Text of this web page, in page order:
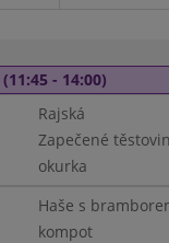
- 14:00)
Rajská
Zapečené
okurka
Haše s
kompot